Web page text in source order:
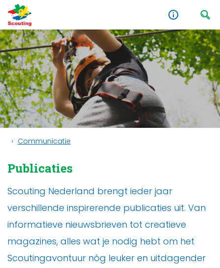
Communicatie
Publicaties
Scouting Nederland brengt ieder jaar
verschillende inspirerende publicaties uit. Van
informatieve nieuwsbrieven tot creatieve
magazines, alles wat je nodig hebt om het
Scoutingavontuur nóg leuker en uitdagender